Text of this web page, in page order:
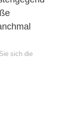
sich die